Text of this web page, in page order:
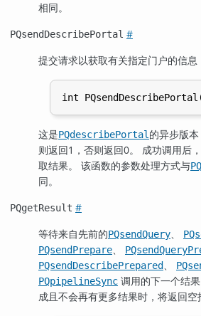
相同。
PQsendDescribePortal #
提交请求以获取有关指定门户的信息
这是PQdescribePortal的异步版
则返回1，否则返回0。 成功调用后
取结果。 该函数的参数处理方式与
同。
PQgetResult #
等待来自先前的PQsendQuery、
PQsendPrepare、
PQsendDescribePrepared、
PQpipelineSync 调用的下一个结
成且不会再有更多结果时，将返回空